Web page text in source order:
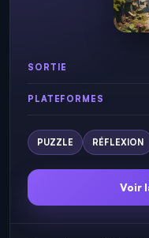
SORTIE
PLATEFORMES
PUZZLE RÉFLEXION
Voir